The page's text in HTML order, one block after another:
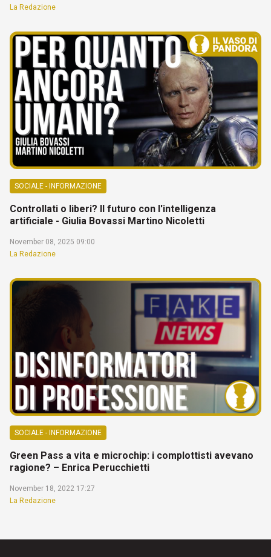
La Redazione
SOCIALE - INFORMAZIONE
Controllati o liberi? Il futuro con l'intelligenza
artificiale - Giulia Bovassi Martino Nicoletti
November 08, 2025 09:00
La Redazione
SOCIALE - INFORMAZIONE
Green Pass a vita e microchip: i complottisti avevano
ragione? – Enrica Perucchietti
November 18, 2022 17:27
La Redazione